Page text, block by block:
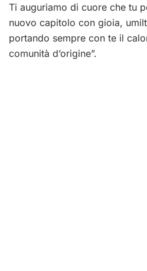
Ti auguriamo di cuore che tu
nuovo capitolo con gioia,
portando sempre con te il
comunità d’origine”.